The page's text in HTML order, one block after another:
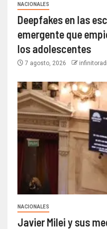
NACIONALES
Deepfakes en las
emergente que
los adolescentes
7 agosto, 2026
NACIONALES
Javier Milei y sus